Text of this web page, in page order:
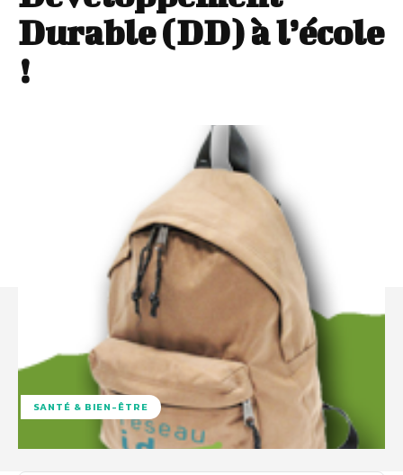
Durable (DD) à l’école
!
SANTÉ & BIEN-ÊTRE